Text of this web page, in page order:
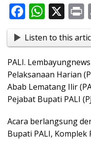
F
e
b
o
o
k
W
at
s
A
p
p
X
t
Listen to this
PALI.
Pelaksanaan Harian
Abab Lematang Ilir
Pejabat Bupati PALI
Acara berlangsung
Bupati PALI,